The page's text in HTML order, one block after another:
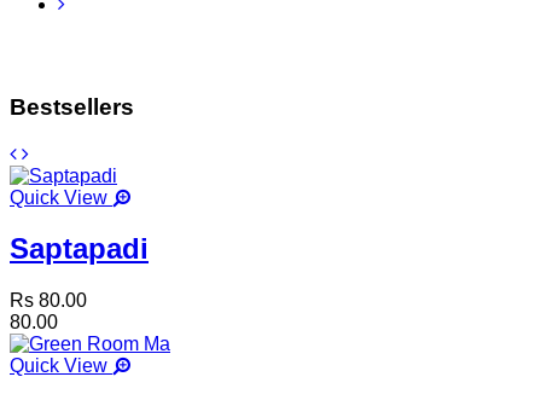
Bestsellers
Quick View
Saptapadi
Rs 80.00
80.00
Quick View